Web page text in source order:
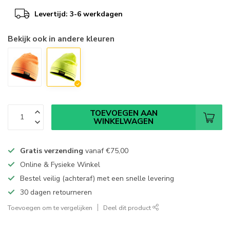
Levertijd: 3-6 werkdagen
Bekijk ook in andere kleuren
TOEVOEGEN AAN
WINKELWAGEN
Gratis verzending vanaf€75,00
Online & Fysieke Winkel
Bestel veilig (achteraf) met een snelle levering
30 dagen retourneren
Toevoegen om te vergelijken Deel dit product